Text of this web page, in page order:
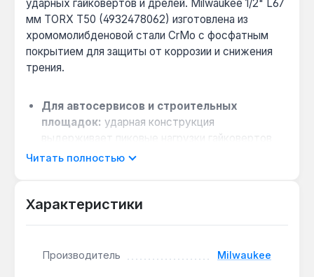
ударных гайковертов и дрелей. Milwaukee 1/2" L67
мм TORX T50 (4932478062) изготовлена из
хромомолибденовой стали CrMo с фосфатным
покрытием для защиты от коррозии и снижения
трения.
Для автосервисов и строительных
площадок: ударная конструкция
выдерживает пиковые нагрузки гайковертов
без деформации наконечника, что продлевает
Работа в ограниченном пространстве:
например, в моторном отсеке или на раме.
Читать полностью
Характеристики
Производитель Milwaukee